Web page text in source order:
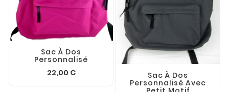
Sac À Dos
Personnalisé
22,00 €
Sac À Dos
Personnalisé Avec